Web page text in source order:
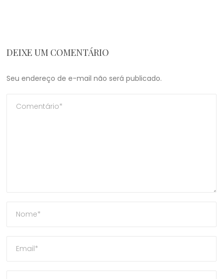
DEIXE UM COMENTÁRIO
Seu endereço de e-mail não será publicado.